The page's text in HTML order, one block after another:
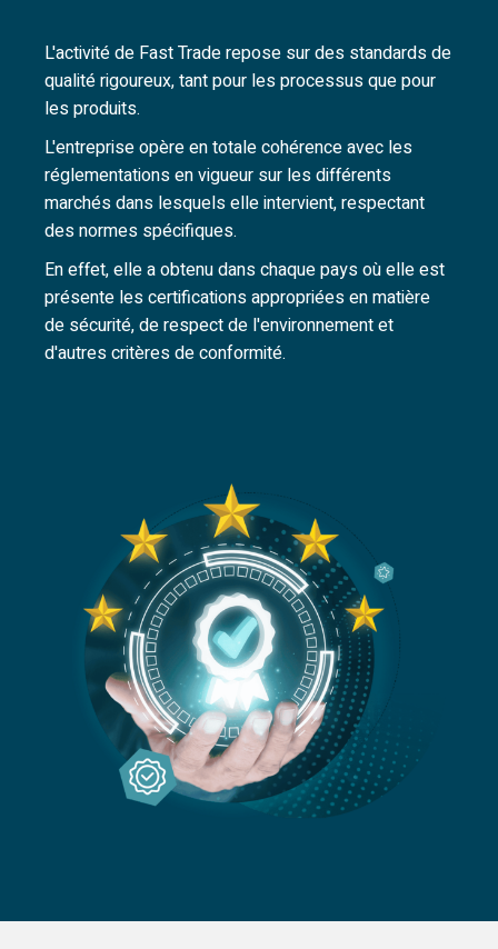
L'activité de Fast Trade repose sur des standards de
qualité rigoureux, tant pour les processus que pour
les produits.
L'entreprise opère en totale cohérence avec les
réglementations en vigueur sur les différents
marchés dans lesquels elle intervient, respectant
des normes spécifiques.
En effet, elle a obtenu dans chaque pays où elle est
présente les certifications appropriées en matière
de sécurité, de respect de l'environnement et
d'autres critères de conformité.